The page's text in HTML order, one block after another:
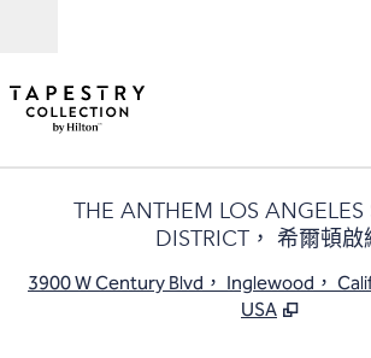
THE ANTHEM LOS ANGELES
DISTRICT， 希爾頓啟
3900 W Century Blvd， Inglewood，
USA